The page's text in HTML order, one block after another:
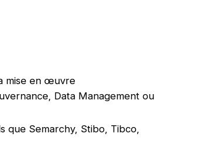
mise en œuvre
Data Management ou
que Semarchy, Stibo, Tibco,